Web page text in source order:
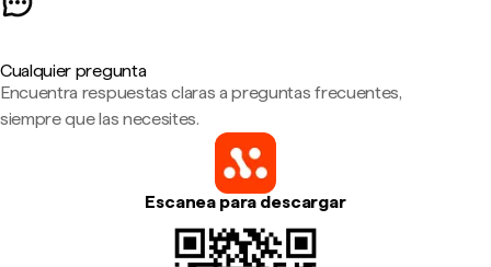
Cualquier pregunta
Encuentra respuestas claras a preguntas frecuentes,
siempre que las necesites.
Escanea para descargar